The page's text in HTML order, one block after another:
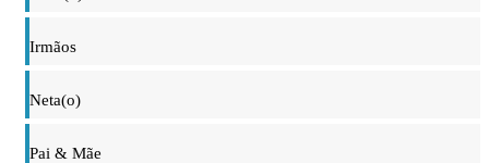
Irmãos
Neta(o)
Pai & Mãe